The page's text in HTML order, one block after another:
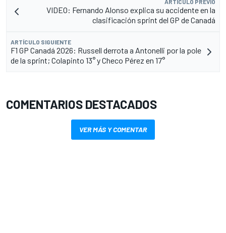
ARTÍCULO PREVIO
VIDEO: Fernando Alonso explica su accidente en la
clasificación sprint del GP de Canadá
ARTÍCULO SIGUIENTE
F1 GP Canadá 2026: Russell derrota a Antonelli por la pole
de la sprint; Colapinto 13° y Checo Pérez en 17°
COMENTARIOS DESTACADOS
VER MÁS Y COMENTAR